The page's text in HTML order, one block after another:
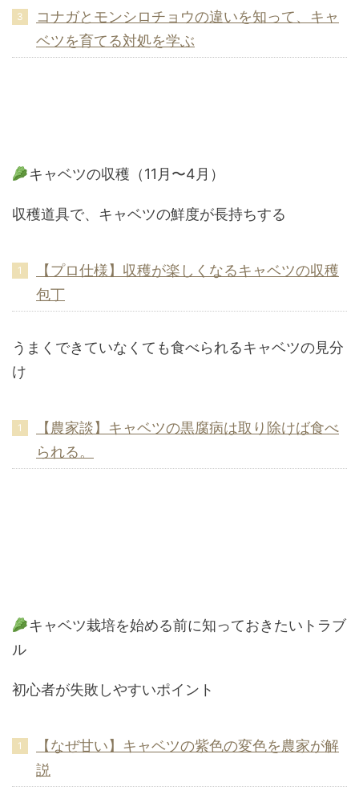
コナガとモンシロチョウの違いを知って、キャ
ベツを育てる対処を学ぶ
キャベツの収穫（11月〜4月）
収穫道具で、キャベツの鮮度が長持ちする
【プロ仕様】収穫が楽しくなるキャベツの収穫
包丁
うまくできていなくても食べられるキャベツの見分
け
【農家談】キャベツの黒腐病は取り除けば食べ
られる。
キャベツ栽培を始める前に知っておきたいトラブ
ル
初心者が失敗しやすいポイント
【なぜ甘い】キャベツの紫色の変色を農家が解
説